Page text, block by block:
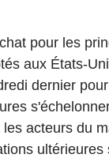
pour les
aux États-
dernier
acteurs du
ultérieures